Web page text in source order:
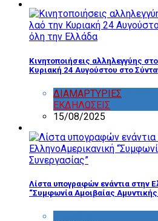
Κινητοποιήσεις αλληλεγγύης
Κυριακή 24 Αυγούστου στο
ΔΙΑΜΑΡΤΥΡΙΕΣ
ΕΚΔΗΛΩΣΕΙΣ
15/08/2025
Λίστα υπογραφών ενάντια στην
“Συμφωνία Αμοιβαίας